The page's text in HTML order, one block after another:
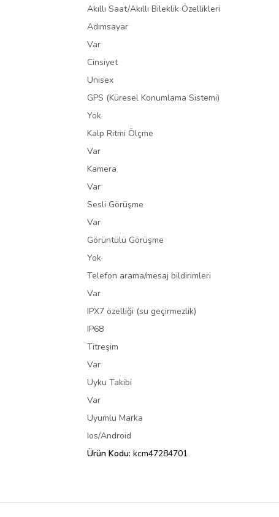
Akıllı Saat/Akıllı Bileklik Özellikleri
Adımsayar
Var
Cinsiyet
Unısex
GPS (Küresel Konumlama Sistemi)
Yok
Kalp Ritmi Ölçme
Var
Kamera
Var
Sesli Görüşme
Var
Görüntülü Görüşme
Yok
Telefon arama/mesaj bildirimleri
Var
IPX7 özelliği (su geçirmezlik)
IP68
Titreşim
Var
Uyku Takibi
Var
Uyumlu Marka
Ios/Android
Ürün Kodu: kcm47284701